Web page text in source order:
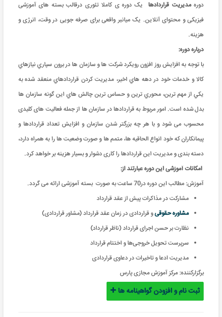
دورهمدیریت قراردادها یک دوره ی کاملا تئوری درقالب بسته های آموزشی
فیزیکی و محتوای آنلاین. یک میانبر واقعی برای صرفه جویی در وقت، انرژی و
هزینه.
درباره دوره:
با توجه به افزايش روز افزون رويکرد شرکت ها و سازمان ها در برون سپاري نيازهاي
کالا و خدمات خود در دهه هاي اخير، مديريت کردن قراردادهاي منعقد شده به
يکي از مهم ترين، محوري ترين و حساس ترين چالش هاي اين گونه سازمان ها
بدل شده است. امور مربوط به قراردادها در سازمان ها از جمله فعالیت های کلیدی
محسوب می شود و با هر چه بزرگتر شدن سازمان و افزایش تعداد قراردادها و
پیمانکاران که خود انواع الحاقیه ها، متمم ها و صورت وضعیت ها را به همراه دارد،
دسته بندی و مدیریت این قراردادها را کاری دشوار و بسیار هزینه بر خواهد کرد.
امکانات آموزشی این دوره عبارتند از:
آموزش: مطالب این دوره در70 ساعت به صورت بسته آموزشی ارائه می گردد
.
مشارکت در مذاکرات پیش از عقد قرارداد
مشاوره حقوقیو قراردادی در زمان عقد قرارداد (مشاور قراردادی)
نظارت بر حسن اجرای قرارداد (ناظر قرارداد)
سرپرست تحویل خروجی‌ها و اختتام قرارداد
مدیریت ادعا و تاخیرات در دعاوی قراردادی
برگزارکننده: مرکز آموزش مجازی پارس
ثبت نام و افزودن گواهینامه ها